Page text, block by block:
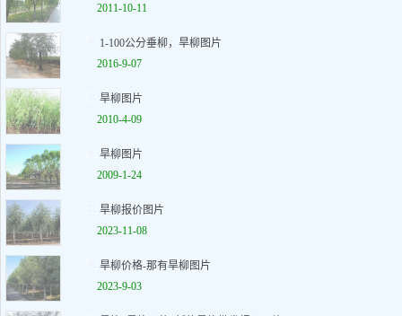
2011-10-11
1-100公分垂柳，旱柳图片
2016-9-07
旱柳图片
2010-4-09
旱柳图片
2009-1-24
旱柳报价图片
2023-11-08
旱柳价格-那有旱柳图片
2023-9-03